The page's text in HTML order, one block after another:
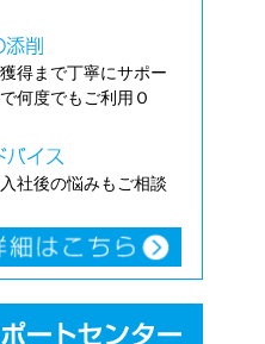
得まで丁寧にサポー
何度でもご利用Ｏ
社後の悩みもご相談